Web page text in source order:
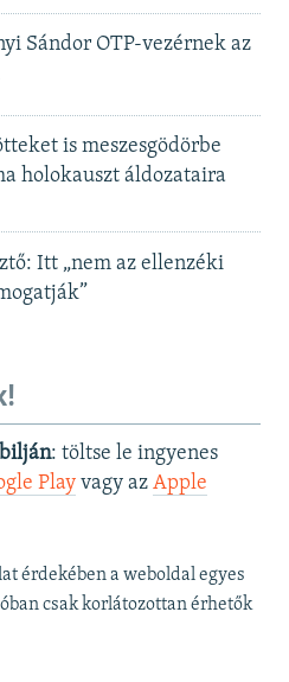
Sándor OTP-vezérnek az
is meszesgödörbe
holokauszt áldozataira
Itt „nem az ellenzéki
: töltse le ingyenes
Playvagy az Apple
érdekében a weboldal egyes
csak korlátozottan érhetők